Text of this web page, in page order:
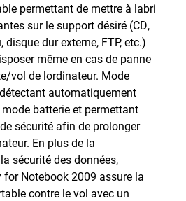
permettant de mettre à labri
sur le support désiré (CD,
disque dur externe, FTP, etc.)
même en cas de panne
vol de lordinateur. Mode
automatiquement
mode batterie et permettant
sécurité afin de prolonger
En plus de la
sécurité des données,
for Notebook 2009 assure la
contre le vol avec un